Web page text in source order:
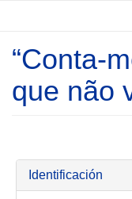
Approved
“Conta-
que não
Identificación